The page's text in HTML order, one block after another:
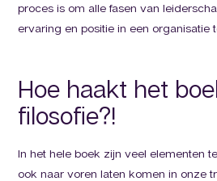
proces is om alle fasen van
ervaring en positie in een organisatie
Hoe haakt het
filosofie?!
In het hele boek zijn veel elementen
ook naar voren laten komen in onze